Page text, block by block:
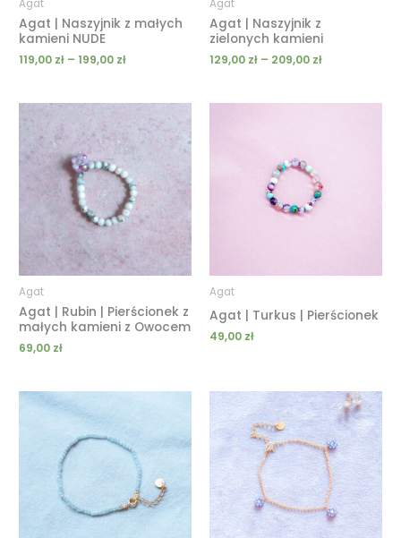
Agat
Agat | Naszyjnik z małych
kamieni NUDE
119,00 zł – 199,00 zł
Agat
Agat | Naszyjnik z
zielonych kamieni
129,00 zł – 209,00 zł
Agat
Agat | Rubin | Pierścionek z
małych kamieni z Owocem
69,00 zł
Agat
Agat | Turkus | Pierścionek
49,00 zł